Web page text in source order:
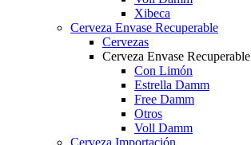
Xibeca
Cerveza Envase Recuperable
Cervezas
Cerveza Envase Recuperable
Con Limón
Estrella Damm
Free Damm
Otros
Voll Damm
Cerveza Importación